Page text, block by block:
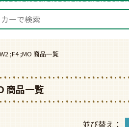
;F4 ;MO 商品一覧
商品一覧
並び替え